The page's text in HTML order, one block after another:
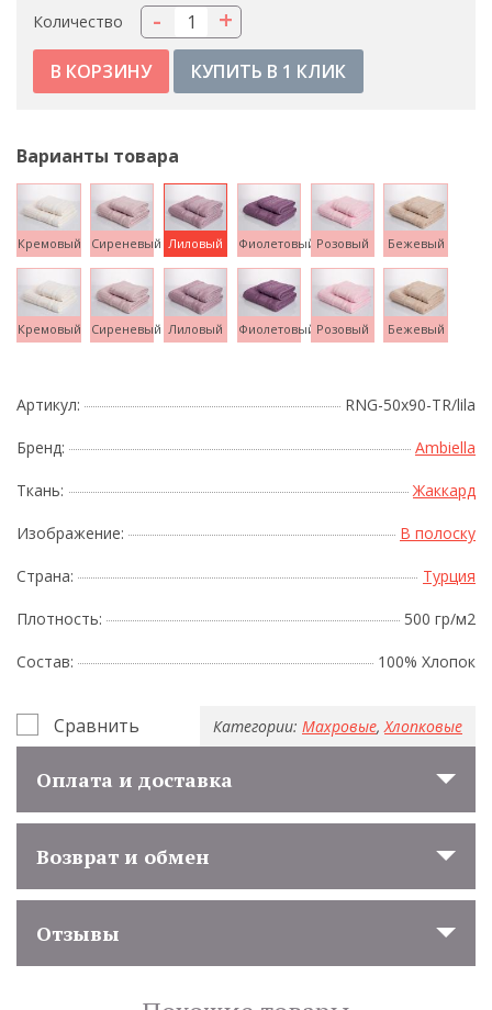
Количество +
-
КУПИТЬ В 1 КЛИК
Варианты товара
Кремовый Сиреневый Лиловый Фиолетовый Розовый Бежевый
Кремовый Сиреневый Лиловый Фиолетовый Розовый Бежевый
Артикул: RNG-50x90-TR/lila
Бренд: Ambiella
Ткань: Жаккард
Изображение: В полоску
Страна: Турция
Плотность: 500 гр/м2
Состав: 100% Хлопок
Сравнить Категории: Махровые, Хлопковые
Оплата и доставка
Возврат и обмен
Отзывы